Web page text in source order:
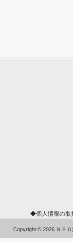
◆個人情報の
Copyright © 2026 ＮＰ